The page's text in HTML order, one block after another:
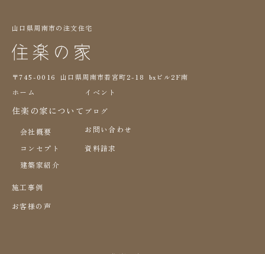
山口県周南市の注文住宅
〒745-0016 山口県周南市若宮町2-18 bxビル2F南
ホーム
住楽の家について
会社概要
コンセプト
建築家紹介
施工事例
お客様の声
イベント
ブログ
お問い合わせ
資料請求